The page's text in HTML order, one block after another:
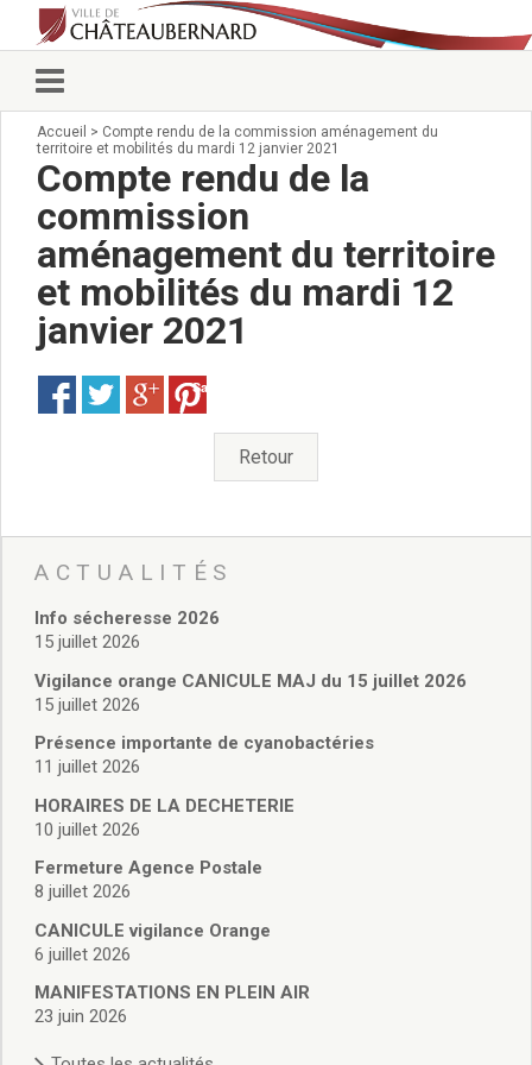
Vie municipale
Conseillers municipaux
Commissions 2026
Prendre rendez-vous
Arrêtés du Maire
Services municipaux
Organigramme
État civil/élections/formalités
administratives
Services Techniques
Vie associative
Police Municipale/règlementation
Services en ligne
Licences boissons
Inscriptions sur les listes électorales
Cadastre
Plan Local d’Urbanisme intercommunal
Actes d’état civil
Budget de Fonctionnement
Conseils municipaux
Déliberations 2026
Délibérations 2025
Délibérations 2024
Délibérations 2023
Accueil > Compte rendu de la commission aménagement du
territoire et mobilités du mardi 12 janvier 2021
Compte rendu de la
commission
aménagement du territoire
et mobilités du mardi 12
janvier 2021
Save
Retour
ACTUALITÉS
Info sécheresse 2026
15 juillet 2026
Vigilance orange CANICULE MAJ du 15 juillet 2026
15 juillet 2026
Présence importante de cyanobactéries
11 juillet 2026
HORAIRES DE LA DECHETERIE
10 juillet 2026
Fermeture Agence Postale
8 juillet 2026
CANICULE vigilance Orange
6 juillet 2026
MANIFESTATIONS EN PLEIN AIR
23 juin 2026